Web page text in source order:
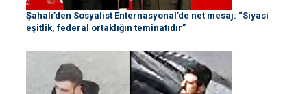
Şahali’den Sosyalist Enternasyonal’de net mesaj: “Siyasi
eşitlik, federal ortaklığın teminatıdır”